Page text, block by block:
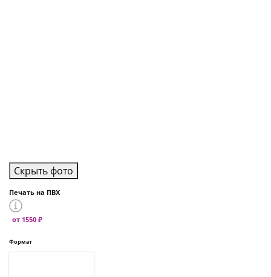
Скрыть фото
Печать на ПВХ
от 1550 ₽
Формат